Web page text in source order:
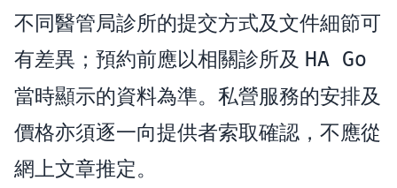
不同醫管局診所的提交方式及文件細節可
有差異；預約前應以相關診所及 HA Go
當時顯示的資料為準。私營服務的安排及
價格亦須逐一向提供者索取確認，不應從
網上文章推定。